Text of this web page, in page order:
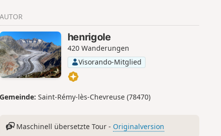
AUTOR
henrigole
420 Wanderungen
Visorando-Mitglied
Gemeinde: Saint-Rémy-lès-Chevreuse (78470)
Maschinell übersetzte Tour - Originalversion